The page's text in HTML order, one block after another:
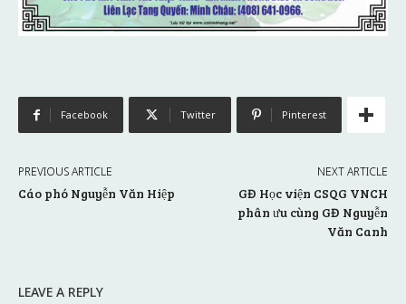
Facebook Twitter Pinterest
PREVIOUS ARTICLE
Cáo phó Nguyễn Văn Hiệp
NEXT ARTICLE
GĐ Học viện CSQG VNCH
phân ưu cùng GĐ Nguyễn
Văn Canh
LEAVE A REPLY